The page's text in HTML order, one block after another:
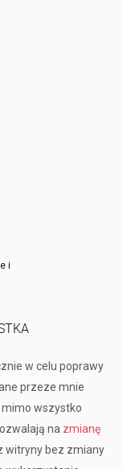
i
w celu poprawy
przeze mnie
wszystko
na zmianę
witryny bez zmiany